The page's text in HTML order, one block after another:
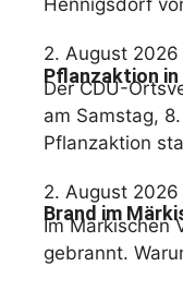
Hennigsdorf
2. August 2026
Pflanzaktion
Der CDU-
am Samstag,
Pflanzaktion
2. August 2026
Brand im
Im Märkischen
gebrannt.